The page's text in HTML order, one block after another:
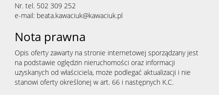
Nr. tel. 502 309 252
e-mail: beata.kawaciuk@kawaciuk.pl
Nota prawna
Opis oferty zawarty na stronie internetowej sporządzany jest
na podstawie oględzin nieruchomości oraz informacji
uzyskanych od właściciela, może podlegać aktualizacji i nie
stanowi oferty określonej w art. 66 i następnych K.C.